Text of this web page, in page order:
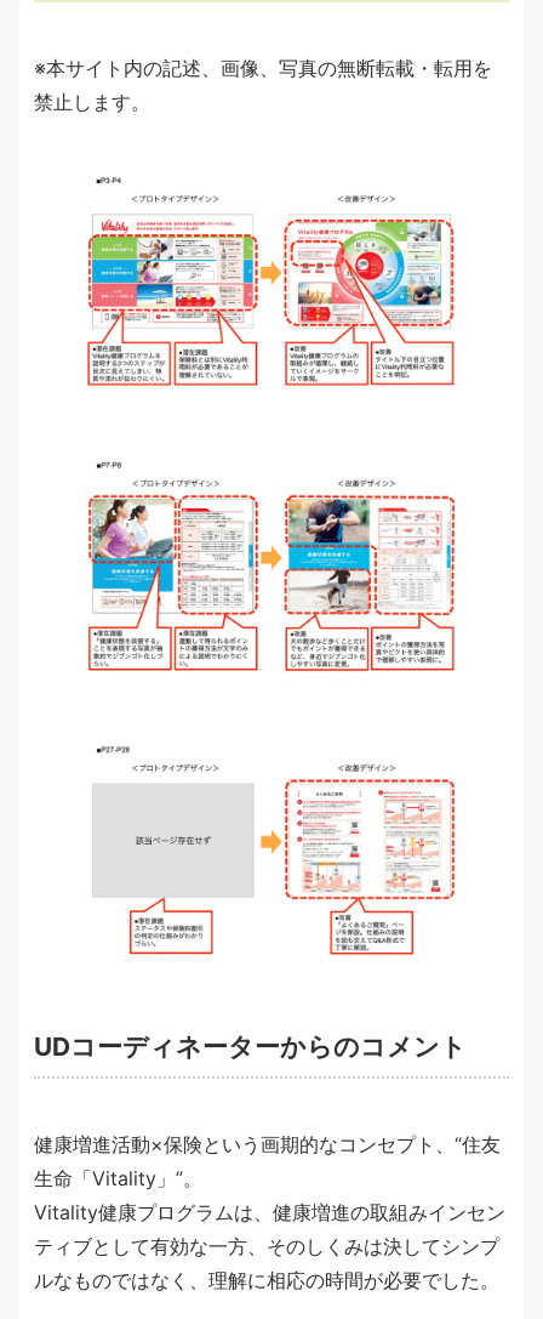
※本サイト内の記述、画像、写真の無断転載・転用を
禁止します。
UDコーディネーターからのコメント
健康増進活動×保険という画期的なコンセプト、“住友
生命「Vitality」”。
Vitality健康プログラムは、健康増進の取組みインセン
ティブとして有効な一方、そのしくみは決してシンプ
ルなものではなく、理解に相応の時間が必要でした。